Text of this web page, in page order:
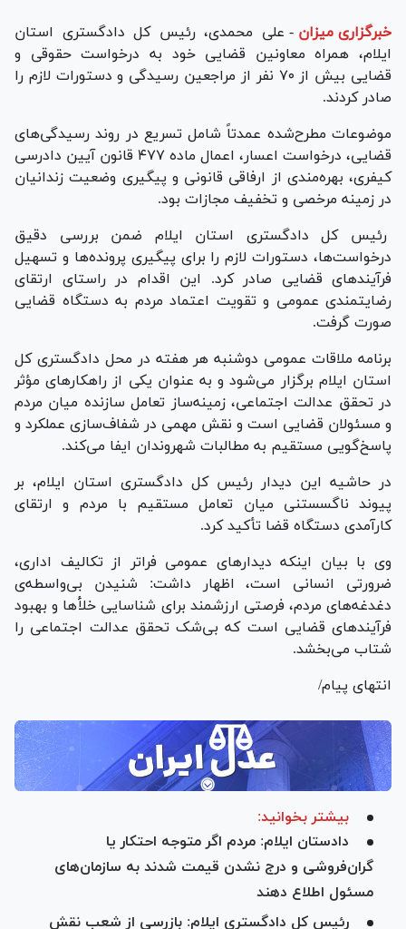
خبرگزاری میزان - علی محمدی، رئیس کل دادگستری استان
ایلام، همراه معاونین قضایی خود به درخواست حقوقی و
قضایی بیش از ۷۰ نفر از مراجعین رسیدگی و دستورات لازم را
صادر کردند.
موضوعات مطرح‌شده عمدتاً شامل تسریع در روند رسیدگی‌های
قضایی، درخواست اعسار، اعمال ماده ۴۷۷ قانون آیین دادرسی
کیفری، بهره‌مندی از ارفاقی قانونی و پیگیری وضعیت زندانیان
در زمینه مرخصی و تخفیف مجازات بود.
رئیس کل دادگستری استان ایلام ضمن بررسی دقیق
درخواست‌ها، دستورات لازم را برای پیگیری پرونده‌ها و تسهیل
فرآیند‌های قضایی صادر کرد. این اقدام در راستای ارتقای
رضایتمندی عمومی و تقویت اعتماد مردم به دستگاه قضایی
صورت گرفت.
برنامه ملاقات عمومی دوشنبه هر هفته در محل دادگستری کل
استان ایلام برگزار می‌شود و به عنوان یکی از راهکار‌های مؤثر
در تحقق عدالت اجتماعی، زمینه‌ساز تعامل سازنده میان مردم
و مسئولان قضایی است و نقش مهمی در شفاف‌سازی عملکرد و
پاسخ‌گویی مستقیم به مطالبات شهروندان ایفا می‌کند.
در حاشیه این دیدار رئیس کل دادگستری استان ایلام، بر
پیوند ناگسستنی میان تعامل مستقیم با مردم و ارتقای
کارآمدی دستگاه قضا تأکید کرد.
وی با بیان اینکه دیدار‌های عمومی فراتر از تکالیف اداری،
ضرورتی انسانی است، اظهار داشت: شنیدن بی‌واسطه‌ی
دغدغه‌های مردم، فرصتی ارزشمند برای شناسایی خلأ‌ها و بهبود
فرآیند‌های قضایی است که بی‌شک تحقق عدالت اجتماعی را
شتاب می‌بخشد.
انتهای پیام/
بیشتر بخوانید:
دادستان ایلام: مردم اگر متوجه احتکار یا
گران‌فروشی و درج نشدن قیمت شدند به سازمان‌های
مسئول اطلاع دهند
رئیس کل دادگستری ایلام: بازرسی از شعب نقش